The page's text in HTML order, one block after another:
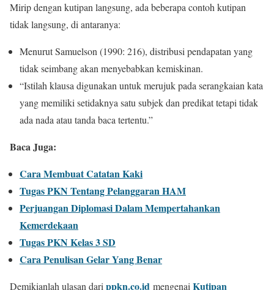
Mirip dengan kutipan langsung, ada beberapa contoh kutipan
tidak langsung, di antaranya:
Menurut Samuelson (1990: 216), distribusi pendapatan yang
tidak seimbang akan menyebabkan kemiskinan.
“Istilah klausa digunakan untuk merujuk pada serangkaian kata
yang memiliki setidaknya satu subjek dan predikat tetapi tidak
ada nada atau tanda baca tertentu.”
Baca Juga:
Cara Membuat Catatan Kaki
Tugas PKN Tentang Pelanggaran HAM
Perjuangan Diplomasi Dalam Mempertahankan
Kemerdekaan
Tugas PKN Kelas 3 SD
Cara Penulisan Gelar Yang Benar
Demikianlah ulasan dari ppkn.co.id mengenai Kutipan